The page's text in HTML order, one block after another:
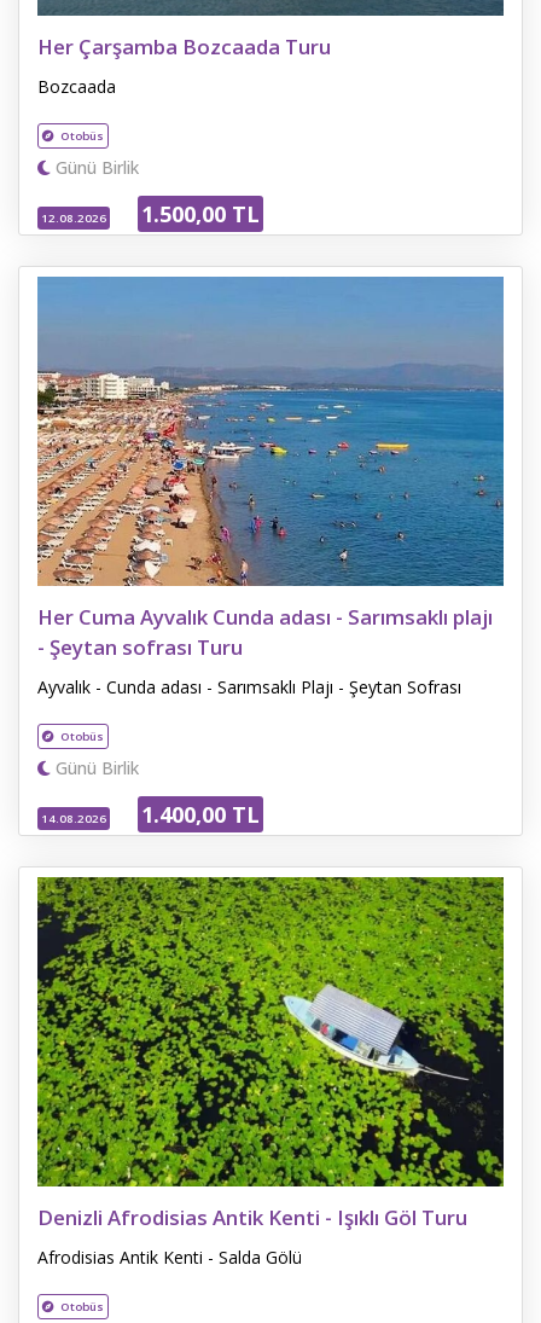
Her Çarşamba Bozcaada Turu
Bozcaada
Otobüs
Günü Birlik
12.08.2026 1.500,00 TL
Her Cuma Ayvalık Cunda adası - Sarımsaklı plajı
- Şeytan sofrası Turu
Ayvalık - Cunda adası - Sarımsaklı Plajı - Şeytan Sofrası
Otobüs
Günü Birlik
14.08.2026 1.400,00 TL
Denizli Afrodisias Antik Kenti - Işıklı Göl Turu
Afrodisias Antik Kenti - Salda Gölü
Otobüs